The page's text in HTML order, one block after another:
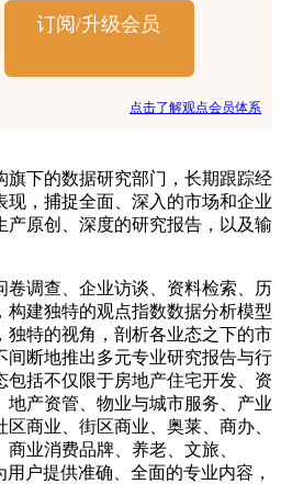
订阅/升级会员
点击了解观点会员体系
旗下的数据研究部门，长期跟踪经
现，捕捉全面、深入的市场和企业
产原创、深度的研究报告，以及输
卷调查、企业访谈、资料检索、历
构建独特的观点指数数据分析模型
独特的视角，剖析各业态之下的市
间断地推出多元专业研究报告与行
包括不仅限于房地产住宅开发、资
地产资管、物业与城市服务、产业
商业、街区商业、奥莱、商办、
业消费品牌、养老、文旅、
户提供准确、全面的专业内容，